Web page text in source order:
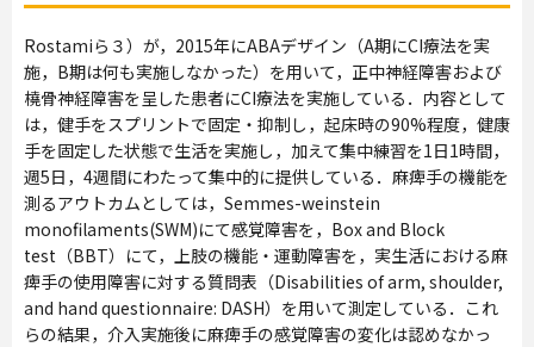
Rostamiら３）が，2015年にABAデザイン（A期にCI療法を実
施，B期は何も実施しなかった）を用いて，正中神経障害および
橈骨神経障害を呈した患者にCI療法を実施している．内容として
は，健手をスプリントで固定・抑制し，起床時の90%程度，健康
手を固定した状態で生活を実施し，加えて集中練習を1日1時間，
週5日，4週間にわたって集中的に提供している．麻痺手の機能を
測るアウトカムとしては，Semmes-weinstein
monofilaments(SWM)にて感覚障害を，Box and Block
test（BBT）にて，上肢の機能・運動障害を，実生活における麻
痺手の使用障害に対する質問表（Disabilities of arm, shoulder,
and hand questionnaire: DASH）を用いて測定している．これ
らの結果，介入実施後に麻痺手の感覚障害の変化は認めなかっ